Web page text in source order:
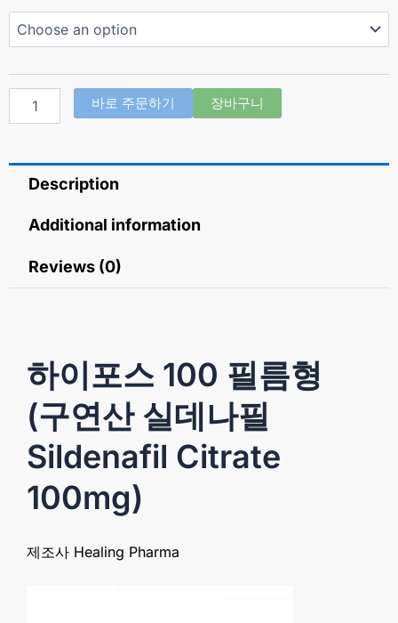
포
필
름
산
Citrate
바로 주문하기 장바구니
Description
Additional information
Reviews (0)
하이포스 100 필름형
(구연산 실데나필
Sildenafil Citrate
100mg)
제조사 Healing Pharma